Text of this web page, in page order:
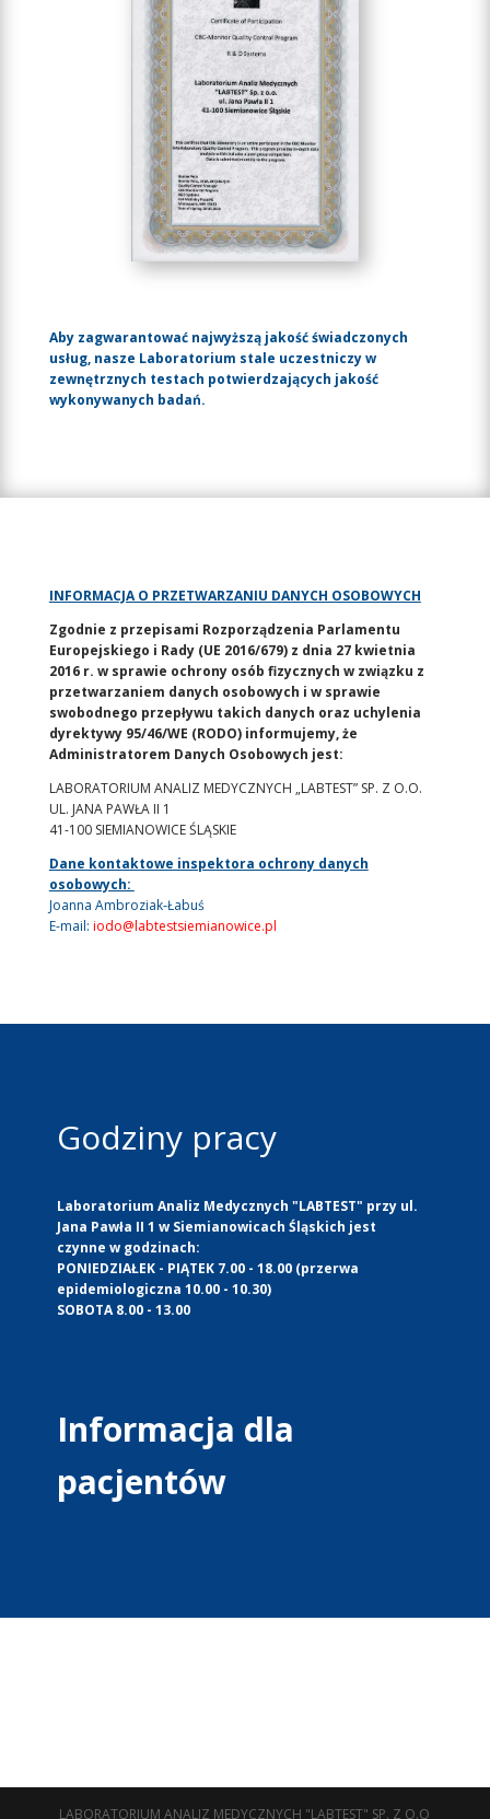
Aby zagwarantować najwyższą jakość świadczonych
usług, nasze Laboratorium stale uczestniczy w
zewnętrznych testach potwierdzających jakość
wykonywanych badań.
INFORMACJA O PRZETWARZANIU DANYCH OSOBOWYCH
Zgodnie z przepisami Rozporządzenia Parlamentu
Europejskiego i Rady (UE 2016/679) z dnia 27 kwietnia
2016 r. w sprawie ochrony osób fizycznych w związku z
przetwarzaniem danych osobowych i w sprawie
swobodnego przepływu takich danych oraz uchylenia
dyrektywy 95/46/WE (RODO) informujemy, że
Administratorem Danych Osobowych jest:
LABORATORIUM ANALIZ MEDYCZNYCH „LABTEST” SP. Z O.O.
UL. JANA PAWŁA II 1
41-100 SIEMIANOWICE ŚLĄSKIE
Dane kontaktowe inspektora ochrony danych
osobowych:
Joanna Ambroziak-Łabuś
E-mail: iodo@labtestsiemianowice.pl
Godziny pracy
Laboratorium Analiz Medycznych "LABTEST" przy ul.
Jana Pawła II 1 w Siemianowicach Śląskich jest
czynne w godzinach:
PONIEDZIAŁEK - PIĄTEK 7.00 - 18.00 (przerwa
epidemiologiczna 10.00 - 10.30)
SOBOTA 8.00 - 13.00
Informacja dla
pacjentów
LABORATORIUM ANALIZ MEDYCZNYCH "LABTEST" SP. Z O.O